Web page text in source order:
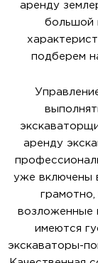
аренду
большой
подберем
аренду
уже включены
возложенные
имеются
экскаваторы-